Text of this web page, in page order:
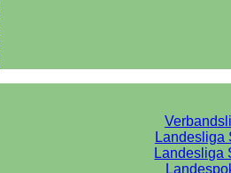
Landesliga
Landesliga